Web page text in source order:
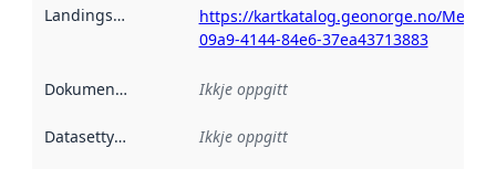
Landingsside
https://kartkatalog.geonorge.no/
09a9-4144-84e6-37ea43713883
Dokumentasjon Ikkje oppgitt
Datasettype Ikkje oppgitt